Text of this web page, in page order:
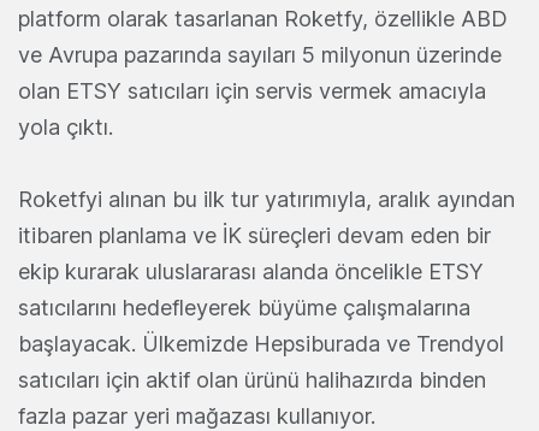
platform olarak tasarlanan Roketfy, özellikle ABD
ve Avrupa pazarında sayıları 5 milyonun üzerinde
olan ETSY satıcıları için servis vermek amacıyla
yola çıktı.
Roketfyi alınan bu ilk tur yatırımıyla, aralık ayından
itibaren planlama ve İK süreçleri devam eden bir
ekip kurarak uluslararası alanda öncelikle ETSY
satıcılarını hedefleyerek büyüme çalışmalarına
başlayacak. Ülkemizde Hepsiburada ve Trendyol
satıcıları için aktif olan ürünü halihazırda binden
fazla pazar yeri mağazası kullanıyor.